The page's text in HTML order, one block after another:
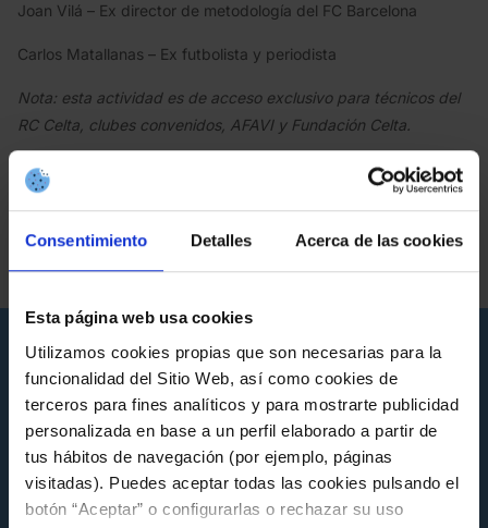
Consentimiento Detalles Acerca de las cookies
Esta página web usa cookies
Utilizamos cookies propias que son necesarias para la
funcionalidad del Sitio Web, así como cookies de
terceros para fines analíticos y para mostrarte publicidad
personalizada en base a un perfil elaborado a partir de
tus hábitos de navegación (por ejemplo, páginas
visitadas). Puedes aceptar todas las cookies pulsando el
botón “Aceptar” o configurarlas o rechazar su uso
Joan Vilá – Ex director de metodología del FC Barcelona
Carlos Matallanas – Ex futbolista y periodista
Nota: esta actividad es de acceso exclusivo para técnicos del
RC Celta, clubes convenidos, AFAVI y Fundación Celta.
Etiquetas de la noticia
FUNDACIÓN
Noticias que pueden interesarte